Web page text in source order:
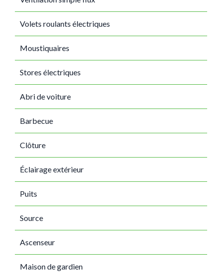
Volets roulants électriques
Moustiquaires
Stores électriques
Abri de voiture
Barbecue
Clôture
Éclairage extérieur
Puits
Source
Ascenseur
Maison de gardien